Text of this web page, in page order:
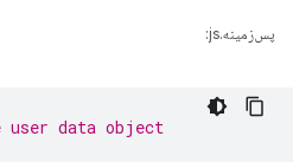
پس‌زمینه.js:
user data object